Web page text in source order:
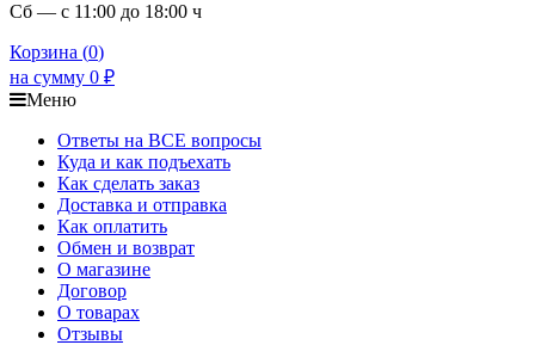
Сб — с 11:00 до 18:00 ч
Корзина (0)
на сумму 0 ₽
Меню
Ответы на ВСЕ вопросы
Куда и как подъехать
Как сделать заказ
Доставка и отправка
Как оплатить
Обмен и возврат
О магазине
Договор
О товарах
Отзывы